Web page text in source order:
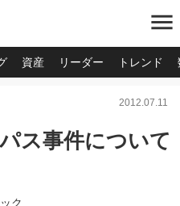
menu
資産 リーダー トレンド
2012.07.11
ス事件について
ク